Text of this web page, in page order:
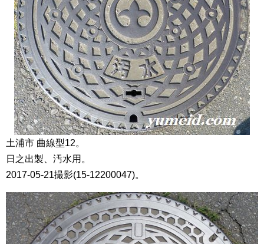
土浦市 曲線型12。
日之出製、汚水用。
2017-05-21撮影(15-12200047)。